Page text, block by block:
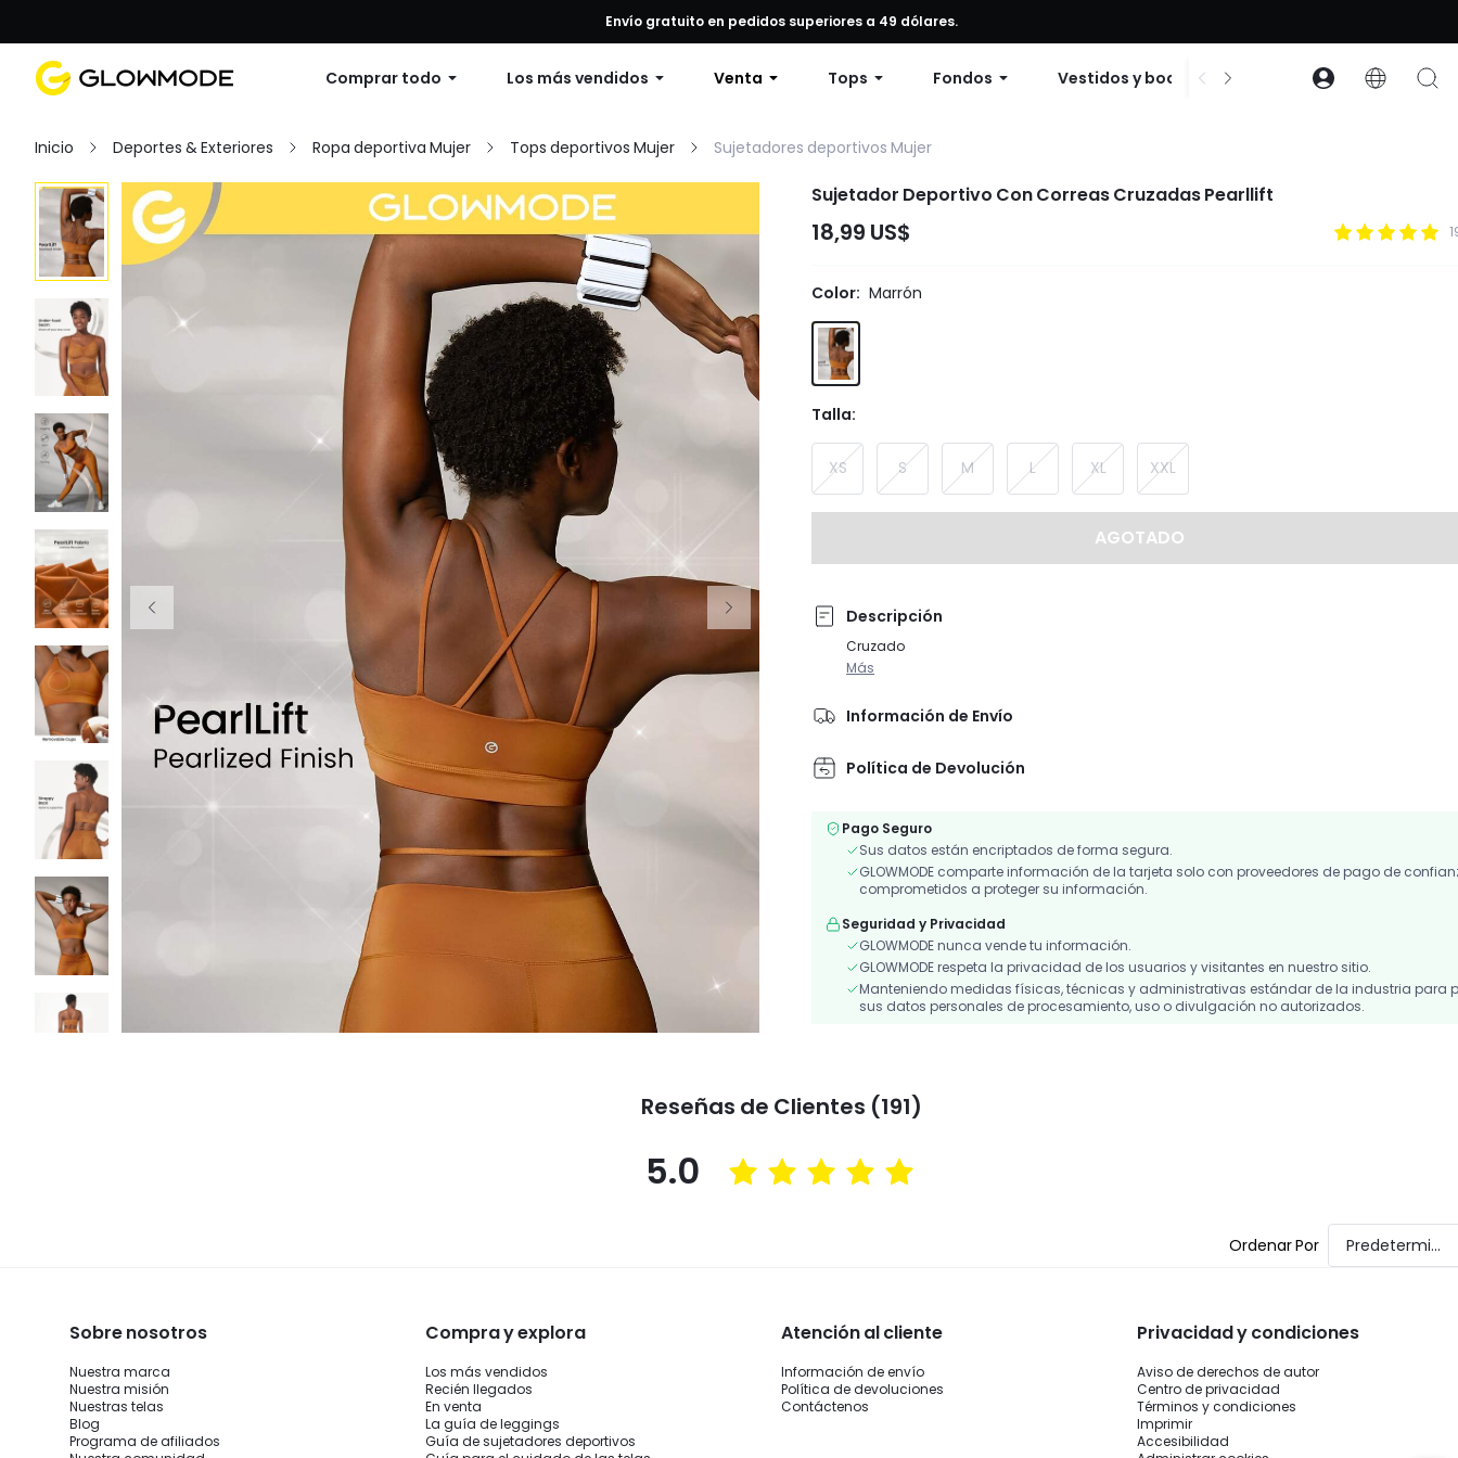
Primer pedido: 10% de descuento en cualquier pedido, 12% de descuento en pedidos de $79 o más, o 15% de descuento en pedidos de $99 o más | Código: GLOWNEW
Envío gratuito en pedidos superiores a 49 dólares.
Comprar todo Los más vendidos Venta Tops Fondos Vestidos y bodies Accesorios
Inicio Deportes & Exteriores Ropa deportiva Mujer Tops deportivos Mujer Sujetadores deportivos Mujer
Sujetador Deportivo Con Correas Cruzadas Pearllift
18,99 US$
Color: Marrón
Talla:
XS S M L XL XXL
AGOTADO
Descripción
Cruzado
Más
Información de Envío
Política de Devolución
Pago Seguro
Sus datos están encriptados de forma segura.
GLOWMODE comparte información de la tarjeta solo con proveedores de pago de
comprometidos a proteger su información.
Seguridad y Privacidad
GLOWMODE nunca vende tu información.
GLOWMODE respeta la privacidad de los usuarios y visitantes en nuestro sitio.
Manteniendo medidas físicas, técnicas y administrativas estándar de la industria para
sus datos personales de procesamiento, uso o divulgación no autorizados.
Reseñas de Clientes (191)
5.0
Ordenar Por Predeterminado
Sobre nosotros
Nuestra marca
Nuestra misión
Nuestras telas
Blog
Programa de afiliados
Compra y explora
Los más vendidos
Recién llegados
En venta
La guía de leggings
Guía de sujetadores deportivos
Atención al cliente
Información de envío
Política de devoluciones
Contáctenos
Privacidad y condiciones
Aviso de derechos de autor
Centro de privacidad
Términos y condiciones
Imprimir
Accesibilidad